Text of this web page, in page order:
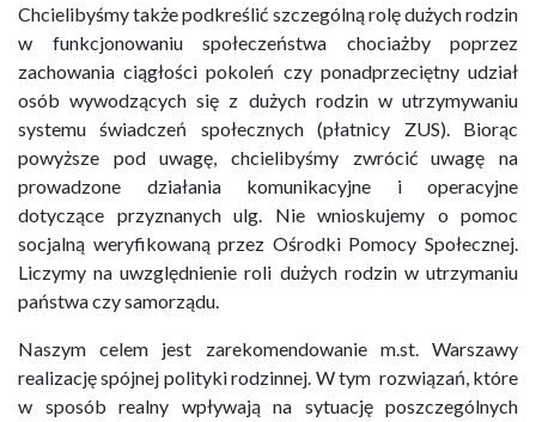
Chcielibyśmy także podkreślić szczególną rolę dużych rodzin
w funkcjonowaniu społeczeństwa chociażby poprzez
zachowania ciągłości pokoleń czy ponadprzeciętny udział
osób wywodzących się z dużych rodzin w utrzymywaniu
systemu świadczeń społecznych (płatnicy ZUS). Biorąc
powyższe pod uwagę, chcielibyśmy zwrócić uwagę na
prowadzone działania komunikacyjne i operacyjne
dotyczące przyznanych ulg. Nie wnioskujemy o pomoc
socjalną weryfikowaną przez Ośrodki Pomocy Społecznej.
Liczymy na uwzględnienie roli dużych rodzin w utrzymaniu
państwa czy samorządu.
Naszym celem jest zarekomendowanie m.st. Warszawy
realizację spójnej polityki rodzinnej. W tym rozwiązań, które
w sposób realny wpływają na sytuację poszczególnych